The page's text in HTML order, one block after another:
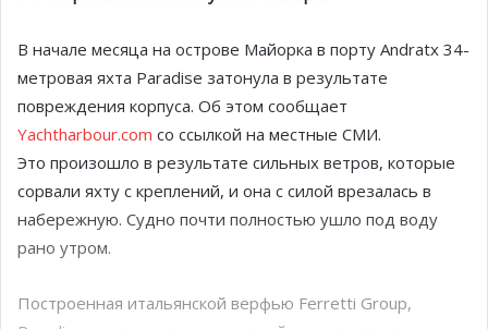
В начале месяца на острове Майорка в порту Andratx 34-
метровая яхта Paradise затонула в результате
повреждения корпуса. Об этом сообщает
Yachtharbour.com со ссылкой на местные СМИ.
Это произошло в результате сильных ветров, которые
сорвали яхту с креплений, и она с силой врезалась в
набережную. Судно почти полностью ушло под воду
рано утром.
Построенная итальянской верфью Ferretti Group,